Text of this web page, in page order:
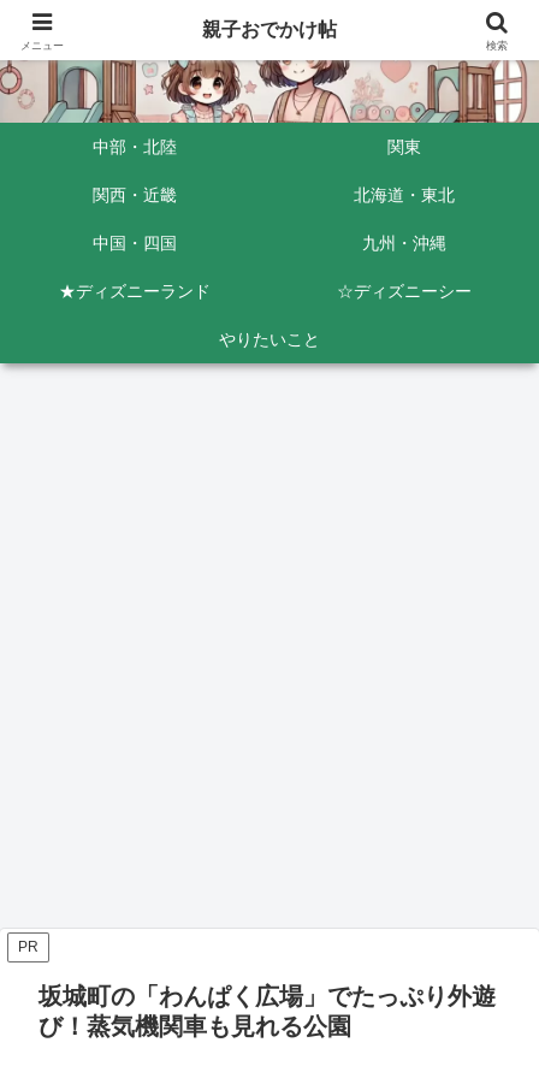
中部・北陸 関東
関西・近畿 北海道・東北
中国・四国 九州・沖縄
★ディズニーランド ☆ディズニーシー
やりたいこと
PR
坂城町の「わんぱく広場」でたっぷり外遊
び！蒸気機関車も見れる公園
メニュー
親子おでかけ帖
検索